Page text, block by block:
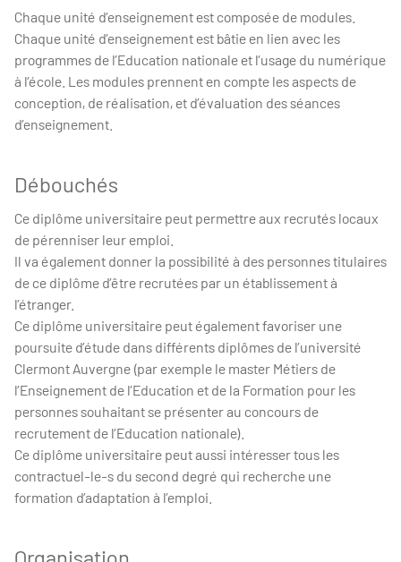
Chaque unité d’enseignement est composée de modules.
Chaque unité d’enseignement est bâtie en lien avec les
programmes de l’Education nationale et l’usage du numérique
à l’école. Les modules prennent en compte les aspects de
conception, de réalisation, et d’évaluation des séances
d’enseignement.
Débouchés
Ce diplôme universitaire peut permettre aux recrutés locaux
de pérenniser leur emploi.
Il va également donner la possibilité à des personnes titulaires
de ce diplôme d’être recrutées par un établissement à
l’étranger.
Ce diplôme universitaire peut également favoriser une
poursuite d’étude dans différents diplômes de l’université
Clermont Auvergne (par exemple le master Métiers de
l’Enseignement de l’Education et de la Formation pour les
personnes souhaitant se présenter au concours de
recrutement de l’Education nationale).
Ce diplôme universitaire peut aussi intéresser tous les
contractuel-le-s du second degré qui recherche une
formation d’adaptation à l’emploi.